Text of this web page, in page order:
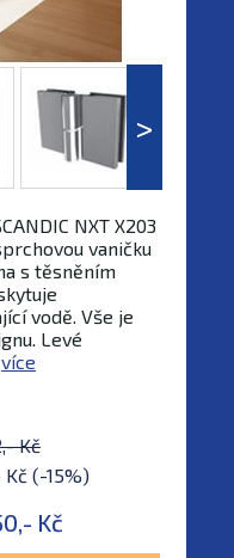
NXT X203
vaničku
s těsněním
vodě. Vše je
Levé
více
Kč
Kč (-15%)
Kč